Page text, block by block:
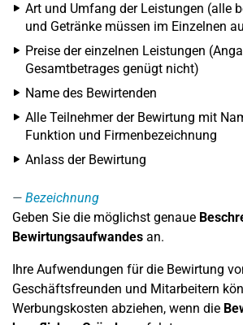
Art und Umfang der Leistungen (alle
und Getränke müssen im Einzelnen
Preise der einzelnen Leistungen
Gesamtbetrages genügt nicht)
Name des Bewirtenden
Alle Teilnehmer der Bewirtung mit
Funktion und Firmenbezeichnung
Anlass der Bewirtung
Bezeichnung
Geben Sie die möglichst genaue
Bewirtungsaufwandes an.
Ihre Aufwendungen für die Bewirtung
Geschäftsfreunden und Mitarbeitern
Werbungskosten abziehen, wenn die